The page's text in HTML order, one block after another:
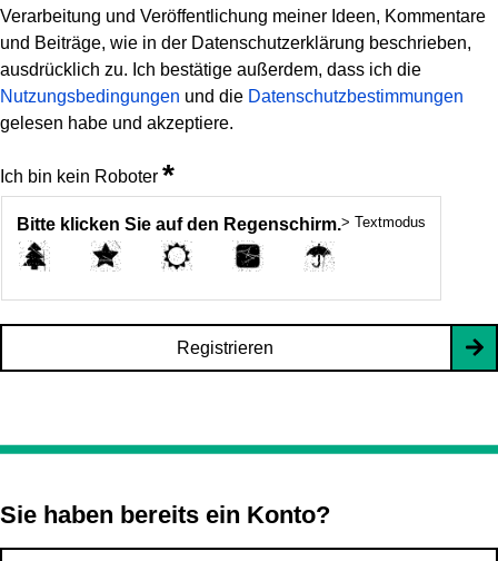
Verarbeitung und Veröffentlichung meiner Ideen, Kommentare
und Beiträge, wie in der Datenschutzerklärung beschrieben,
ausdrücklich zu. Ich bestätige außerdem, dass ich die
Nutzungsbedingungen und die Datenschutzbestimmungen
gelesen habe und akzeptiere.
Ich bin kein Roboter *
Bitte klicken Sie auf den Regenschirm.> Textmodus
Registrieren
Sie haben bereits ein Konto?